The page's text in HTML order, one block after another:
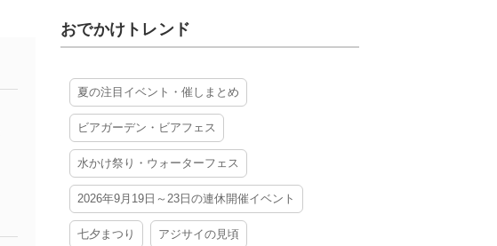
おでかけトレンド
夏の注目イベント・催しまとめ
ビアガーデン・ビアフェス
水かけ祭り・ウォーターフェス
2026年9月19日～23日の連休開催イベント
七夕まつり アジサイの見頃